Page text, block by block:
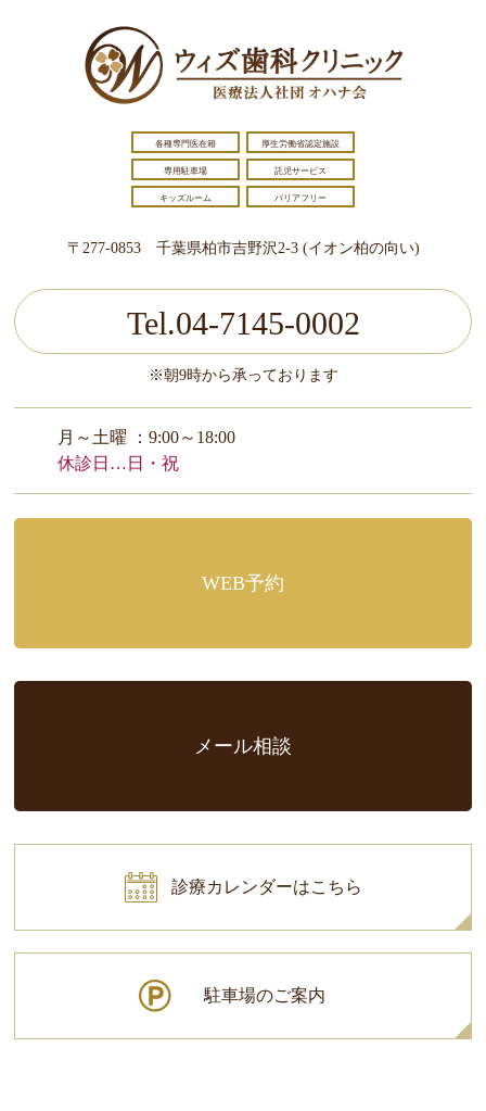
各種専門医在籍 厚生労働省認定施設
専用駐車場 託児サービス
キッズルーム バリアフリー
〒277-0853 千葉県柏市吉野沢2-3 (イオン柏の向い)
Tel.04-7145-0002
※朝9時から承っております
月～土曜 ：9:00～18:00
休診日…日・祝
WEB予約
メール相談
診療カレンダーはこちら
駐車場のご案内